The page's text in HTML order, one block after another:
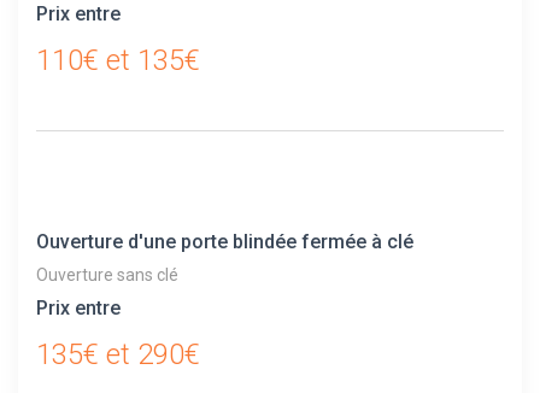
Prix entre
110€ et 135€
Ouverture d'une porte blindée fermée à clé
Ouverture sans clé
Prix entre
135€ et 290€